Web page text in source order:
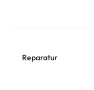
Xiaomi
Reparatur